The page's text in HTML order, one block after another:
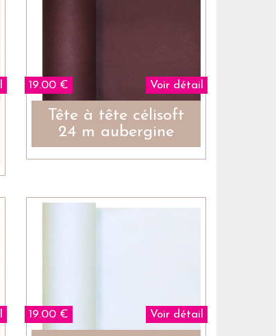
Voir détail
19.00 €
Tête à tête célisoft
24 m aubergine
Voir détail
19.00 €